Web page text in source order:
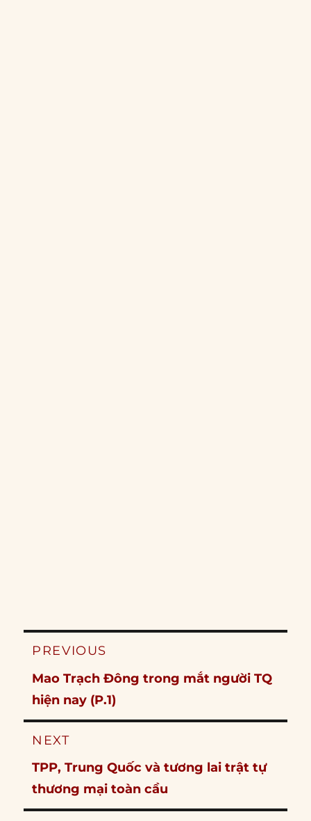
Post
PREVIOUS
Previous
post:
Mao Trạch Đông trong mắt người TQ
hiện nay (P.1)
NEXT
Next
post:
TPP, Trung Quốc và tương lai trật tự
thương mại toàn cầu